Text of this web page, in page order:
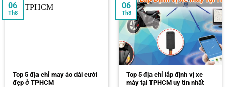
Top 5 địa chỉ may áo dài cưới
đẹp ở TPHCM
06
Th8
Top 5 địa chỉ lắp định vị xe
máy tại TPHCM uy tín nhất
06
Th8